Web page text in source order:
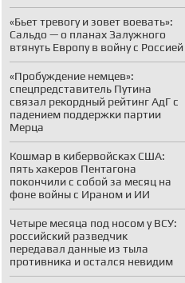
«Бьет тревогу и зовет воевать»:
Сальдо — о планах Залужного
втянуть Европу в войну с Россией
«Пробуждение немцев»:
спецпредставитель Путина
связал рекордный рейтинг АдГ с
падением поддержки партии
Мерца
Кошмар в кибервойсках США:
пять хакеров Пентагона
покончили с собой за месяц на
фоне войны с Ираном и ИИ
Четыре месяца под носом у ВСУ:
российский разведчик
передавал данные из тыла
противника и остался невидим